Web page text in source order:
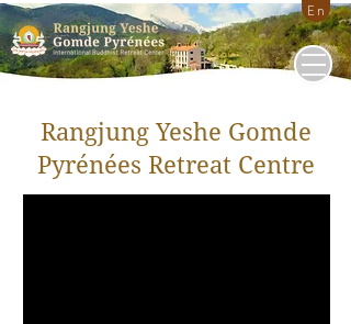
En
Rangjung Yeshe Gomde
Pyrénées Retreat Centre